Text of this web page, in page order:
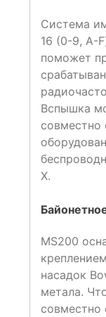
Система
16 (0-9, A-
поможет
Вспышка
X.
MS200
насадок
метала.